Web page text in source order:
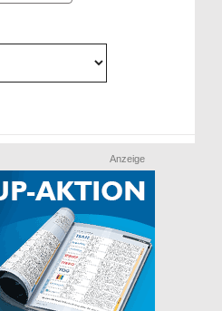
Anzeige